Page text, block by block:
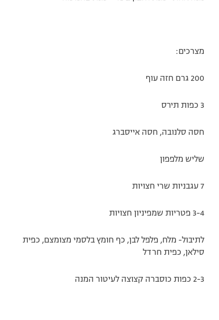
מצרכים:
200 גרם חזה עוף
3 כפות תירס
חסה סלנובה, חסה אייסברג
שליש מלפפון
7 עגבניות שרי חצויות
3-4 פטריות שמפיניון חצויות
לתיבול- מלח, פלפל לבן, כף חומץ בלסמי מצומצם, כפית
סילאן, כפית חרדל
2-3 כפות כוסברה קצוצה לעיטור המנה